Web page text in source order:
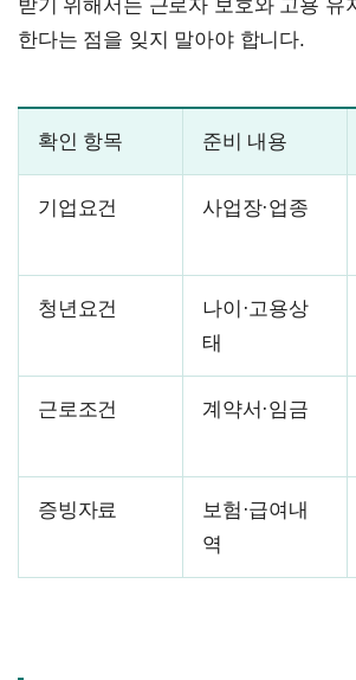
받기 위해서는 근로자 보호와 고용 유
한다는 점을 잊지 말아야 합니다.
확인 항목 준비 내용
기업요건 사업장·업종
청년요건
나이·고용상
태
근로조건 계약서·임금
증빙자료
보험·급여내
역